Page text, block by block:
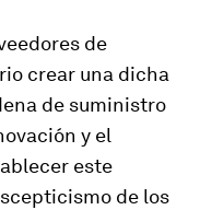
de
crear una dicha
de suministro
y el
este
de los